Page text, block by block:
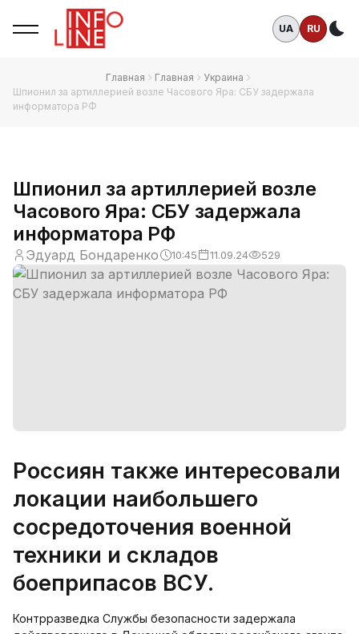
UA RU
Главная Главная
Украина
Шпионил за артиллерией возле Часового Яра: СБУ задержала
информатора РФ
Шпионил за артиллерией возле
Часового Яра: СБУ задержала
информатора РФ
Эдуард Бондаренко 10:45 11.09.24 529
Россиян также интересовали
локации наибольшего
сосредоточения военной
техники и складов
боеприпасов ВСУ.
Контрразведка Службы безопасности задержала